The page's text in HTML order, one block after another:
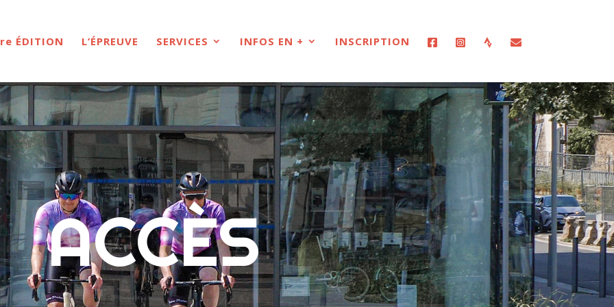
ÉDITION L’ÉPREUVE SERVICES INFOS EN + INSCRIPTION
ACCÈS